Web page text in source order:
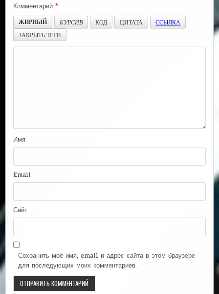
Комментарий*
ЖИРНЫЙ
КУРСИВ КОД ЦИТАТА
ССЫЛКА
ЗАКРЫТЬ ТЕГИ
Имя
Email
Сайт
Сохранить моё имя, email и адрес сайта в этом браузере
для последующих моих комментариев.